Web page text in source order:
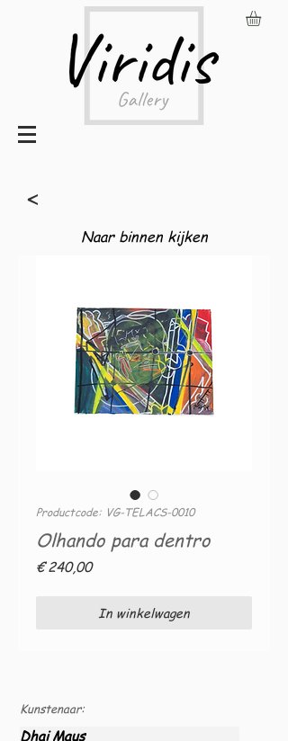
<
Naar binnen kijken
Productcode: VG-TELACS-0010
Olhando para dentro
€ 240,00Prijs
In winkelwagen
Kunstenaar:
Dhai Maus